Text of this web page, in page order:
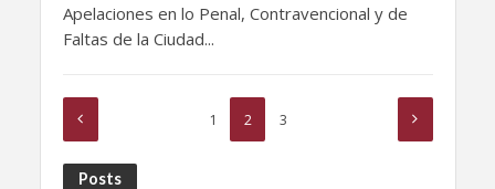
Apelaciones en lo Penal, Contravencional y de
Faltas de la Ciudad...
1 2 3
Posts